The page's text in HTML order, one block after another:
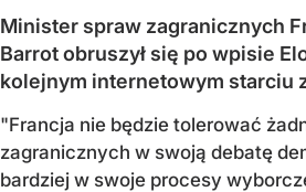
Minister spraw zagranicznych
Barrot obruszył się po wpisie
kolejnym internetowym starciu
"Francja nie będzie tolerować
zagranicznych w swoją debatę
bardziej w swoje procesy